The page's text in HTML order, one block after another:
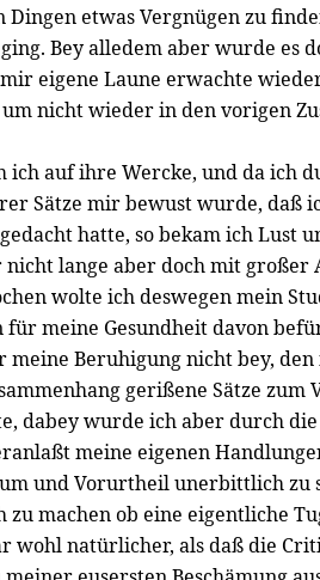
Dingen etwas Vergnügen zu
Bey alledem aber wurde es
eigene Laune erwachte
nicht wieder in den vorigen
ich auf ihre Wercke, und da ich
Sätze mir bewust wurde, daß
hatte, so bekam ich Lust
nicht lange aber doch mit großer
wolte ich deswegen mein
für meine Gesundheit davon
meine Beruhigung nicht bey,
gerißene Sätze
dabey wurde ich aber durch
meine eigenen
und Vorurtheil unerbittlich zu
zu machen ob eine eigentliche
wohl natürlicher, als daß die